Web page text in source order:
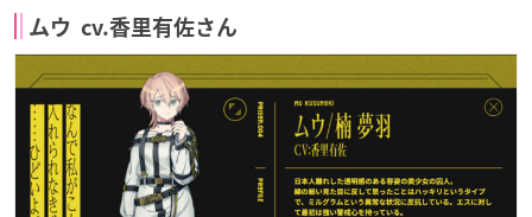
ムウ cv.香里有佐さん